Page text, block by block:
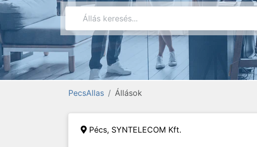
PecsAllas Állások
Pécs, SYNTELECOM Kft.